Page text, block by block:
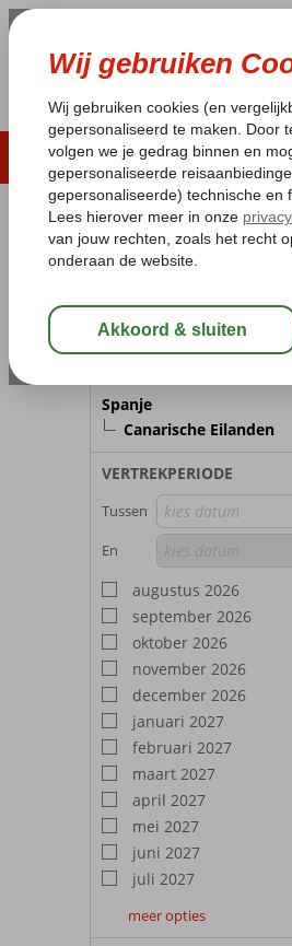
LAST MINUTE
Pakketgarantie
REISGEZELSCHAP
Wijzig
Spanje
Canarische Eilanden
VERTREKPERIODE
Tussen
En
augustus 2026
september 2026
oktober 2026
november 2026
december 2026
januari 2027
februari 2027
maart 2027
april 2027
mei 2027
juni 2027
juli 2027
augustus
september
oktober
meer opties